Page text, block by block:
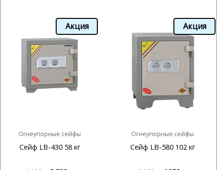
Акция
Огнеупорные сейфы
Сейф LB-430 58 кг
Акция
Огнеупорные сейфы
Сейф LB-580 102 кг